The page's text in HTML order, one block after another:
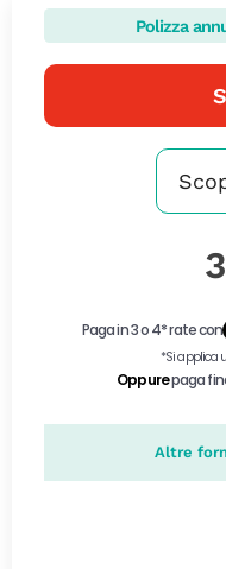
Polizza
Altre